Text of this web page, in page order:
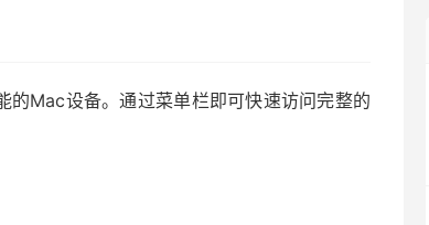
的Mac设备。通过菜单栏即可快速访问完整的